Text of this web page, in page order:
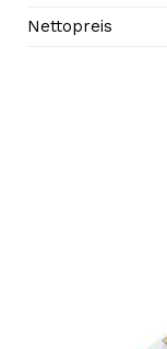
Nettopreis